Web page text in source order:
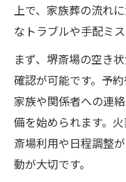
上で、家族葬の流れ
なトラブルや手配ミ
まず、堺斎場の空き
確認が可能です。予
家族や関係者への連
備を始められます。
斎場利用や日程調整
動が大切です。